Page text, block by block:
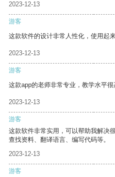
2023-12-13
游客
这款软件的设计非常人性化，使用起来
2023-12-13
游客
这款app的老师非常专业，教学水平很
2023-12-13
游客
这款软件非常实用，可以帮助我解决
查找资料、翻译语言、编写代码等。
2023-12-13
游客